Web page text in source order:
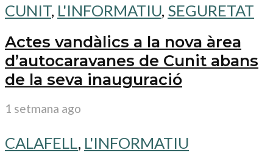
CUNIT, L'INFORMATIU, SEGURETAT
Actes vandàlics a la nova àrea
d’autocaravanes de Cunit abans
de la seva inauguració
1 setmana ago
CALAFELL, L'INFORMATIU